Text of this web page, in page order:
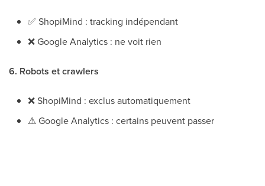
✅ ShopiMind : tracking indépendant
❌Google Analytics : ne voit rien
6. Robots et crawlers
❌ShopiMind : exclus automatiquement
⚠Google Analytics : certains peuvent passer